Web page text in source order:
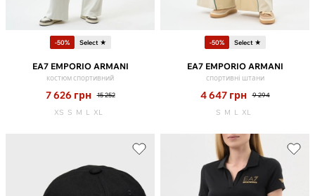
-50% Select ★
EA7 EMPORIO ARMANI
костюм спортивний
7 626 грн 15 252
XS S M L XL
-50% Select ★
EA7 EMPORIO ARMANI
спортивні штани
4 647 грн 9 294
S M L XL